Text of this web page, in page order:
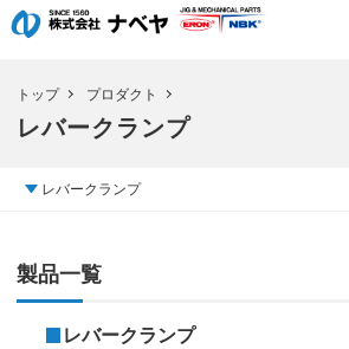
トップ プロダクト
レバークランプ
レバークランプ
製品一覧
レバークランプ